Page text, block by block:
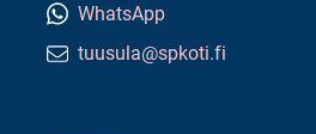
WhatsApp
E-
tuusula@spkoti.fi